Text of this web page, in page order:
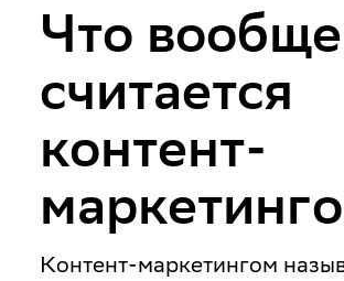
Что вообще
считается
контент-
Контент-маркетингом